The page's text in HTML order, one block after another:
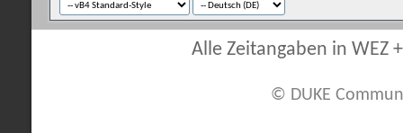
Alle Zeitangaben in WEZ
© DUKE